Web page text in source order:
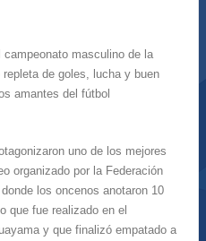
masculino de la
de goles, lucha y buen
amantes del fútbol
uno de los mejores
organizado por la Federación
los oncenos anotaron 10
que fue realizado en el
y que finalizó empatado a